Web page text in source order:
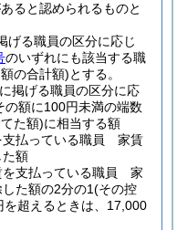
ると認められるものと
げる職員の区分に応じ
のいずれにも該当する職
の合計額)とする。
掲げる職員の区分に応
の額に100円未満の端数
た額)に相当する額
支払っている職員 家賃
額
を支払っている職員 家
た額の2分の1(その控
超えるときは、17,000